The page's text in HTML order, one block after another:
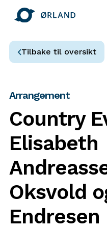
Tilbake til oversikt
Arrangement
Country
Elisabeth
Oksvold
Endresen